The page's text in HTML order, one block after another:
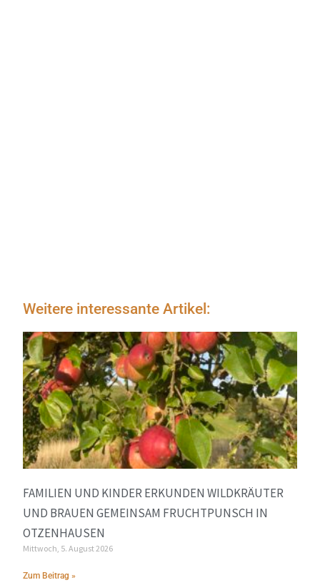
Weitere interessante Artikel:
FAMILIEN UND KINDER ERKUNDEN WILDKRÄUTER
UND BRAUEN GEMEINSAM FRUCHTPUNSCH IN
OTZENHAUSEN
Mittwoch, 5. August 2026
Zum Beitrag »